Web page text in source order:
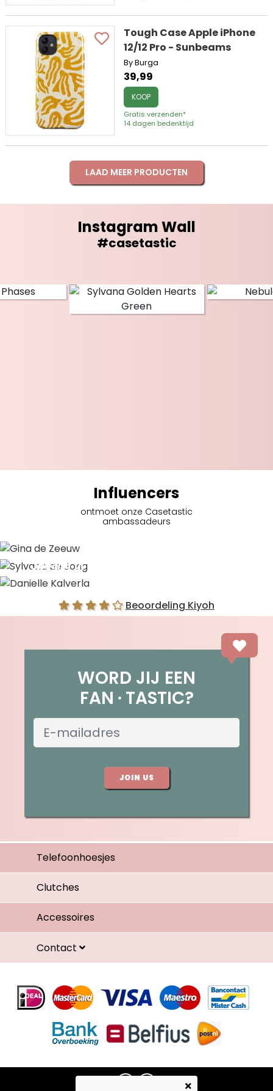
Tough Case Apple iPhone
12/12 Pro - Sunbeams
By Burga
39,99
KOOP
Gratis verzenden*
14 dagen bedenktijd
LAAD MEER PRODUCTEN
Instagram Wall
#casetastic
Influencers
ontmoet onze Casetastic
ambassadeurs
Sylvana de Jong
Beoordeling Kiyoh
WORD JIJ EEN
FAN TASTIC?
JOIN US
Telefoonhoesjes
Clutches
Accessoires
Contact